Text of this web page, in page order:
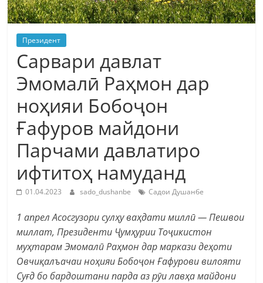
Президент
Сарвари давлат
Эмомалӣ Раҳмон дар
ноҳияи Бобоҷон
Ғафуров майдони
Парчами давлатиро
ифтитоҳ намуданд
01.04.2023 sado_dushanbe Садои Душанбе
1 апрел Асосгузори сулҳу ваҳдати миллӣ — Пешвои
миллат, Президенти Ҷумҳурии Тоҷикистон
муҳтарам Эмомалӣ Раҳмон дар маркази деҳоти
Овчиқалъачаи ноҳияи Бобоҷон Ғафурови вилояти
Суғд бо бардоштани парда аз рӯи лавҳа майдони